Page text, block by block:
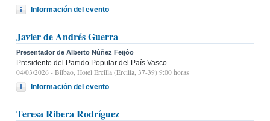
Información del evento
Javier de Andrés Guerra
Presentador de Alberto Núñez Feijóo
Presidente del Partido Popular del País Vasco
04/03/2026 - Bilbao, Hotel Ercilla (Ercilla, 37-39) 9:00 horas
Información del evento
Teresa Ribera Rodríguez